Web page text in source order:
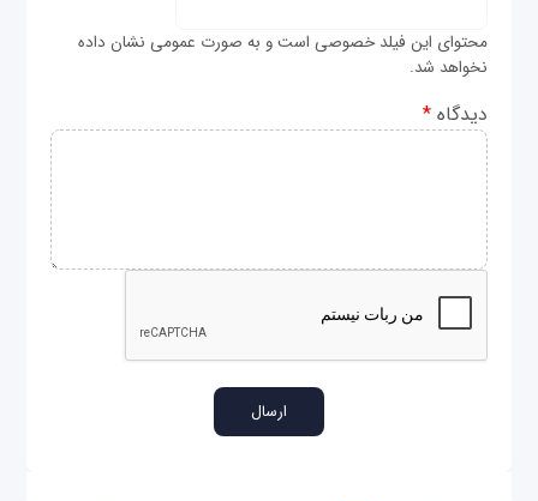
محتوای این فیلد خصوصی است و به صورت عمومی نشان داده
نخواهد شد.
دیدگاه*